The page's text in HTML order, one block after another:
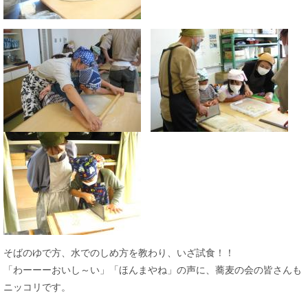
そばのゆで方、水でのしめ方を教わり、いざ試食！！
「わーーーおいし～い」「ほんまやね」の声に、蕎麦の会の皆さんも
ニッコリです。